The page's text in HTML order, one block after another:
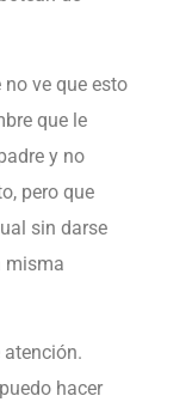
ve que esto
que le
y no
pero que
sin darse
misma
hacer